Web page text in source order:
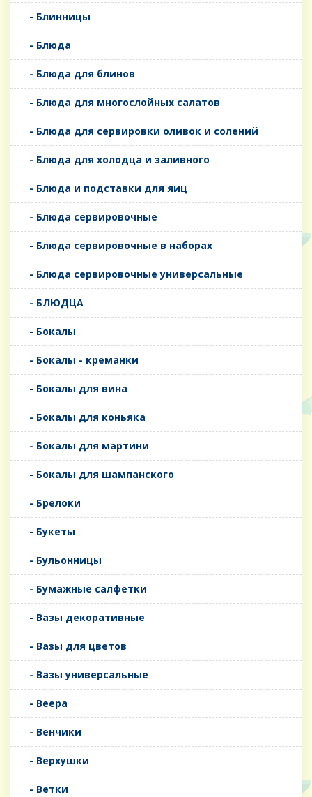
- Блинницы
- Блюда
- Блюда для блинов
- Блюда для многослойных салатов
- Блюда для сервировки оливок и солений
- Блюда для холодца и заливного
- Блюда и подставки для яиц
- Блюда сервировочные
- Блюда сервировочные в наборах
- Блюда сервировочные универсальные
- БЛЮДЦА
- Бокалы
- Бокалы - креманки
- Бокалы для вина
- Бокалы для коньяка
- Бокалы для мартини
- Бокалы для шампанского
- Брелоки
- Букеты
- Бульонницы
- Бумажные салфетки
- Вазы декоративные
- Вазы для цветов
- Вазы универсальные
- Веера
- Венчики
- Верхушки
- Ветки